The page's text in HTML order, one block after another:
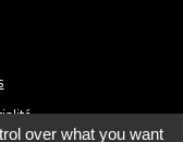
over what you want